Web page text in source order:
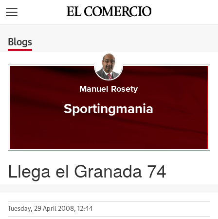
Blogs
Manuel Rosety
Sportingmania
Llega el Granada 74
Tuesday, 29 April 2008, 12:44